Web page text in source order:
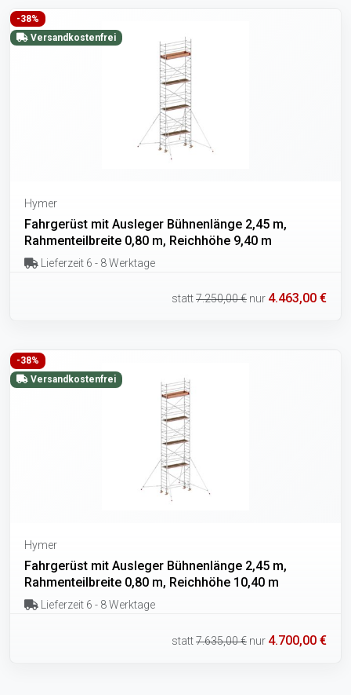
-38%
Versandkostenfrei
Hymer
Fahrgerüst mit Ausleger Bühnenlänge 2,45 m,
Rahmenteilbreite 0,80 m, Reichhöhe 9,40 m
Lieferzeit 6 - 8 Werktage
statt7.250,00 € nur 4.463,00 €
-38%
Versandkostenfrei
Hymer
Fahrgerüst mit Ausleger Bühnenlänge 2,45 m,
Rahmenteilbreite 0,80 m, Reichhöhe 10,40 m
Lieferzeit 6 - 8 Werktage
statt7.635,00 € nur 4.700,00 €